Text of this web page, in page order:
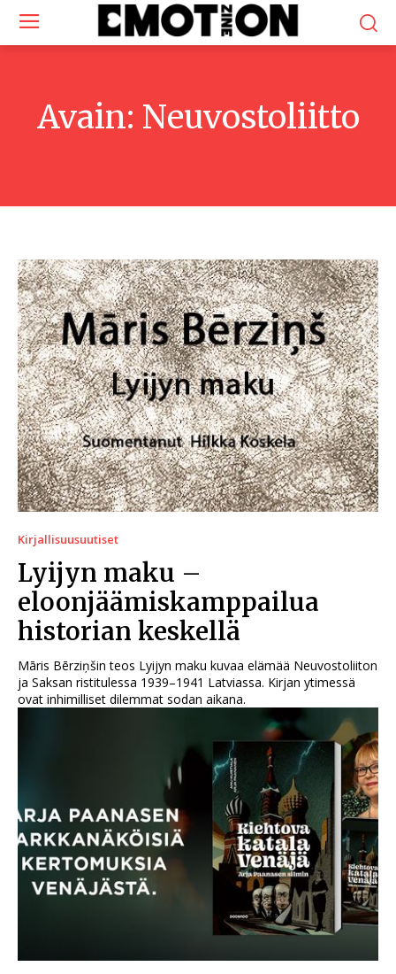
Avain: Neuvostoliitto
Kirjallisuusuutiset
Lyijyn maku –
eloonjäämiskamppailua
historian keskellä
Māris Bērziņšin teos Lyijyn maku kuvaa elämää Neuvostoliiton
ja Saksan ristitulessa 1939–1941 Latviassa. Kirjan ytimessä
ovat inhimilliset dilemmat sodan aikana.